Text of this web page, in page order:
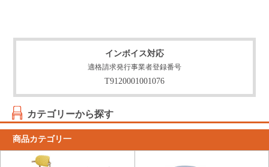
インボイス対応
適格請求発行事業者登録番号
T9120001001076
カテゴリーから探す
商品カテゴリ一